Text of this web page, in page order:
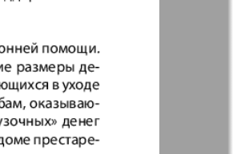
Идеальная фирма
Катюша